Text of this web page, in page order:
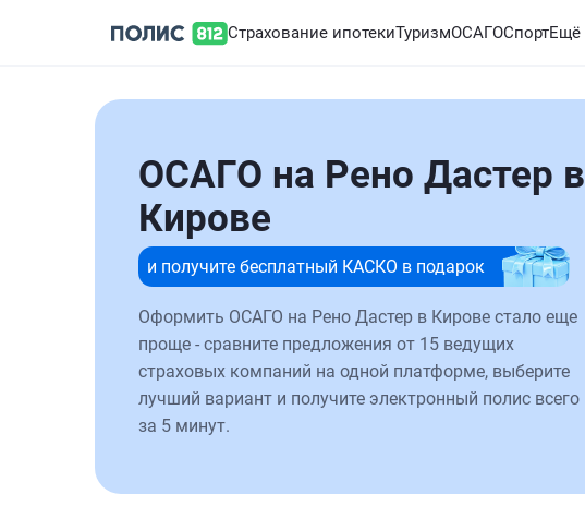
Страхование ипотекиТуризмОСАГОСпортЕщё
ОСАГО на Рено Дастер в
Кирове
и получите бесплатный КАСКО в подарок
Оформить ОСАГО на Рено Дастер в Кирове стало еще
проще - сравните предложения от 15 ведущих
страховых компаний на одной платформе, выберите
лучший вариант и получите электронный полис всего
за 5 минут.